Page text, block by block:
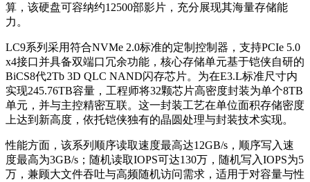
算，该硬盘可容纳约12500部影片，充分展现其海量存储能
力。
LC9系列采用符合NVMe 2.0标准的定制控制器，支持PCIe 5.0
x4接口并具备双端口冗余功能，核心存储单元基于铠侠自研的
BiCS8代2Tb 3D QLC NAND闪存芯片。为在E3.L标准尺寸内
实现245.76TB容量，工程师将32颗芯片高密度封装为单个8TB
单元，并与主控精密互联。这一封装工艺在单位面积存储密度
上达到新高度，依托铠侠独有的晶圆处理与封装技术实现。
性能方面，该系列顺序读取速度最高达12GB/s，顺序写入速
度最高为3GB/s；随机读取IOPS可达130万，随机写入IOPS为5
万，兼顾大文件吞吐与高频随机访问需求，适用于对容量与性